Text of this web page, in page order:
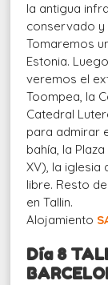
la antigua
conservado y
Tomaremos
Estonia.
veremos el
Toompea, la
Catedral
para admirar
bahía, la
XV), la iglesia
libre. Resto
en Tallin.
Alojamiento
Día 8